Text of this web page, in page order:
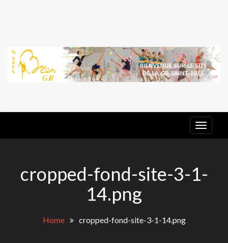
GR ST
BRES
cropped-fond-site-3-1-
14.png
Home cropped-fond-site-3-1-14.png